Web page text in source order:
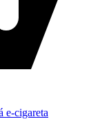
e-cigareta